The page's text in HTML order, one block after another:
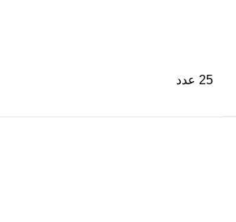
25 عدد